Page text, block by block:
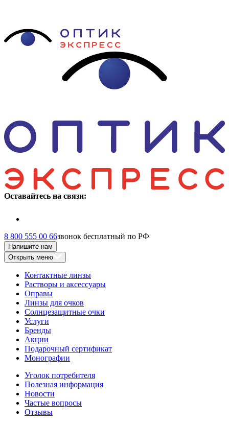
Оставайтесь на связи:
8 800 555 00 66звонок бесплатный по РФ
Напишите нам
Открыть меню
Контактные линзы
Растворы и аксессуары
Оправы
Линзы для очков
Солнцезащитные очки
Услуги
Бренды
Акции
Подарочный сертификат
Монографии
Уголок потребителя
Полезная информация
Новости
Частые вопросы
Отзывы